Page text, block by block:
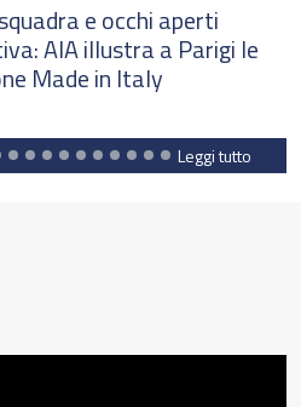
e occhi aperti
AIA illustra a Parigi le
Made in Italy
Leggi tutto